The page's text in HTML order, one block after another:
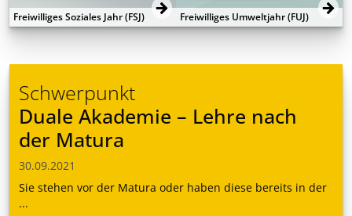
Freiwilliges Soziales Jahr (FSJ) Freiwilliges Umweltjahr (FUJ)
Schwerpunkt
Duale Akademie – Lehre nach
der Matura
30.09.2021
Sie stehen vor der Matura oder haben diese bereits in der
...